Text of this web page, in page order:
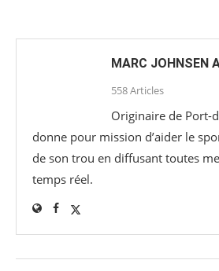
MARC JOHNSEN
558 Articles
Originaire de Port-
donne pour mission d’aider le
de son trou en diffusant toutes
temps réel.